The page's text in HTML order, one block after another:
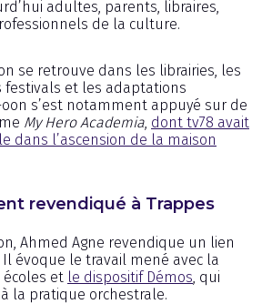
adultes, parents, libraires,
de la culture.
se retrouve dans les librairies, les
festivals et les adaptations
s’est notamment appuyé sur de
My Hero Academia dont tv78 avait
dans l’ascension de la maison
revendiqué à Trappes
Ahmed Agne revendique un lien
Il évoque le travail mené avec la
et le dispositif Démos , qui
la pratique orchestrale.